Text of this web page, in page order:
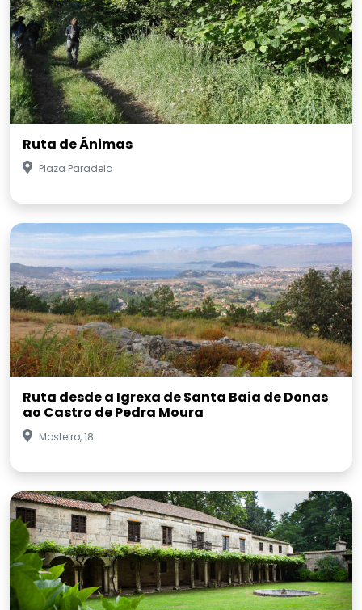
Ruta de Ánimas
Plaza Paradela
Ruta desde a Igrexa de Santa Baia de Donas
ao Castro de Pedra Moura
Mosteiro, 18